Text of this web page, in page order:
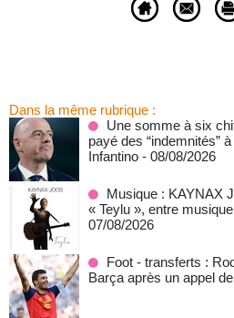
Dans la même rubrique :
Une somme à six
payé des “indemnités”
Infantino - 08/08/2026
Musique : KAYNAX
« Teylu », entre
07/08/2026
Foot - transferts :
Barça après un appel